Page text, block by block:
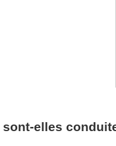
elles